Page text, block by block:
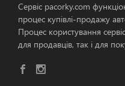
Сервіс pacorky.com
процес купівлі-продажу
Процес користування
для продавців, так і для